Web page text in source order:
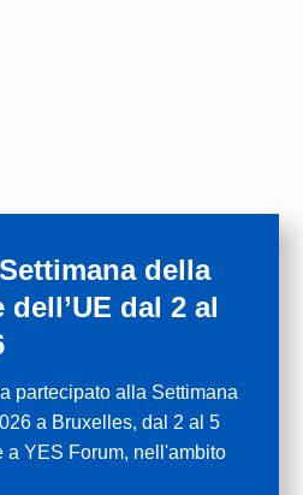
della
dal 2 al
partecipato alla Settimana
a Bruxelles, dal 2 al 5
a YES Forum, nell'ambito